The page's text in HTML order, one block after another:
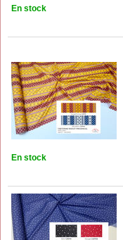
En stock
En stock